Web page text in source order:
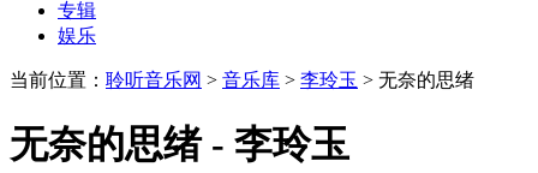
专辑
娱乐
当前位置： 聆听音乐网 > 音乐库 > 李玲玉 > 无奈的思绪
无奈的思绪 - 李玲玉